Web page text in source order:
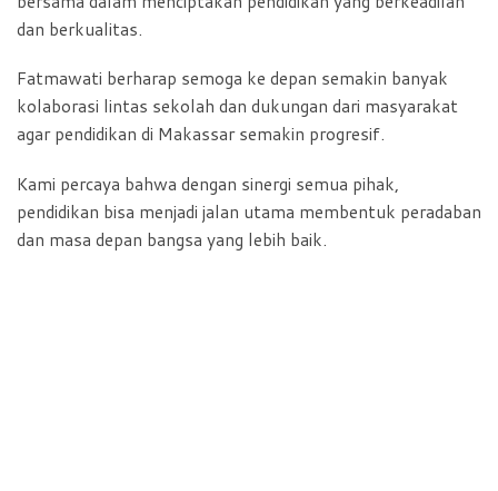
dan berkualitas.
Fatmawati berharap semoga ke depan semakin banyak
kolaborasi lintas sekolah dan dukungan dari masyarakat
agar pendidikan di Makassar semakin progresif.
Kami percaya bahwa dengan sinergi semua pihak,
pendidikan bisa menjadi jalan utama membentuk peradaban
dan masa depan bangsa yang lebih baik.